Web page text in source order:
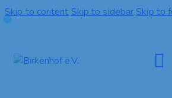
Skip to content Skip to sidebar Skip to